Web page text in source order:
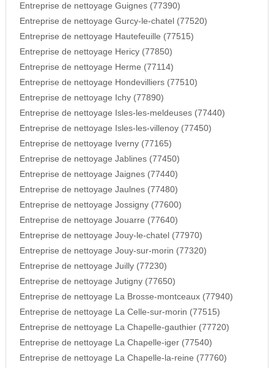
Entreprise de nettoyage Guignes (77390)
Entreprise de nettoyage Gurcy-le-chatel (77520)
Entreprise de nettoyage Hautefeuille (77515)
Entreprise de nettoyage Hericy (77850)
Entreprise de nettoyage Herme (77114)
Entreprise de nettoyage Hondevilliers (77510)
Entreprise de nettoyage Ichy (77890)
Entreprise de nettoyage Isles-les-meldeuses (77440)
Entreprise de nettoyage Isles-les-villenoy (77450)
Entreprise de nettoyage Iverny (77165)
Entreprise de nettoyage Jablines (77450)
Entreprise de nettoyage Jaignes (77440)
Entreprise de nettoyage Jaulnes (77480)
Entreprise de nettoyage Jossigny (77600)
Entreprise de nettoyage Jouarre (77640)
Entreprise de nettoyage Jouy-le-chatel (77970)
Entreprise de nettoyage Jouy-sur-morin (77320)
Entreprise de nettoyage Juilly (77230)
Entreprise de nettoyage Jutigny (77650)
Entreprise de nettoyage La Brosse-montceaux (77940)
Entreprise de nettoyage La Celle-sur-morin (77515)
Entreprise de nettoyage La Chapelle-gauthier (77720)
Entreprise de nettoyage La Chapelle-iger (77540)
Entreprise de nettoyage La Chapelle-la-reine (77760)